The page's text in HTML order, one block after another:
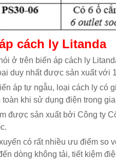
cách ly Litanda
ở trên biến áp cách ly
duy nhất được sản xuất với
áp tự ngẫu, loại cách ly có
toàn khi sử dụng điện trong
được sản xuất bởi Công ty
có rất nhiều ưu điểm so
dòng không tải, tiết kiệm